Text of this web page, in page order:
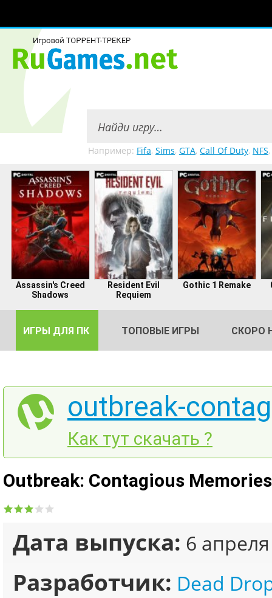
Например: Fifa, Sims, GTA, Call Of Duty, NFS,
Assassin's Creed
Shadows
Resident Evil
Requiem
Gothic 1 Remake
ИГРЫ ДЛЯ ПК ТОПОВЫЕ ИГРЫ СКОРО
outbreak-
Как тут скачать ?
Outbreak: Contagious
Дата выпуска: 6
Разработчик: Dead